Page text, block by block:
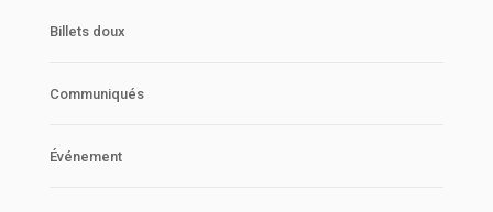
Billets doux
Communiqués
Événement